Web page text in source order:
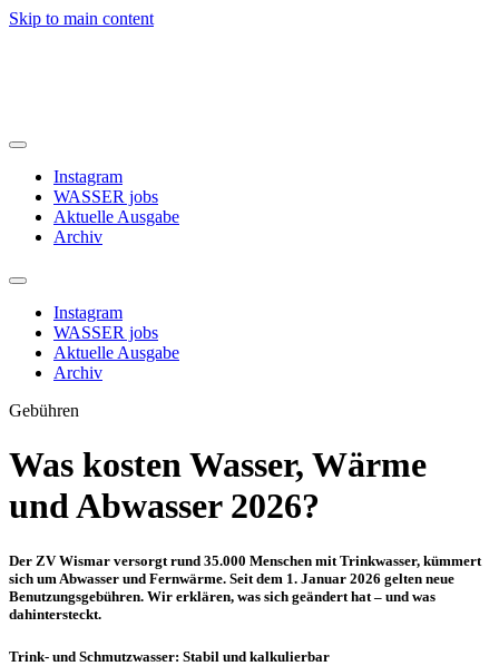
Skip to main content
Instagram
WASSER jobs
Aktuelle Ausgabe
Archiv
Instagram
WASSER jobs
Aktuelle Ausgabe
Archiv
Gebühren
Was kosten Wasser, Wärme
und Abwasser 2026?
Der ZV Wismar versorgt rund 35.000 Menschen mit Trinkwasser, kümmert
sich um Abwasser und Fernwärme. Seit dem 1. Januar 2026 gelten neue
Benutzungsgebühren. Wir erklären, was sich geändert hat – und was
dahintersteckt.
Trink- und Schmutzwasser: Stabil und kalkulierbar